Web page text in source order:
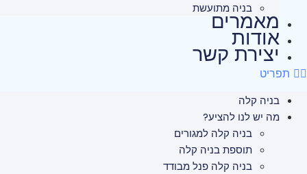
בניה מתועשת
מאמרים
אודות
יצירת קשר
תפריט
בניה קלה
מה יש לנו להציע?
בניה קלה למגורים
תוספת בניה קלה
בניה קלה פנל מבודד